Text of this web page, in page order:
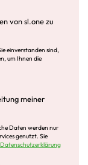
von sl.one zu
einverstanden sind,
um Ihnen die
meiner
Daten werden nur
genutzt. Sie